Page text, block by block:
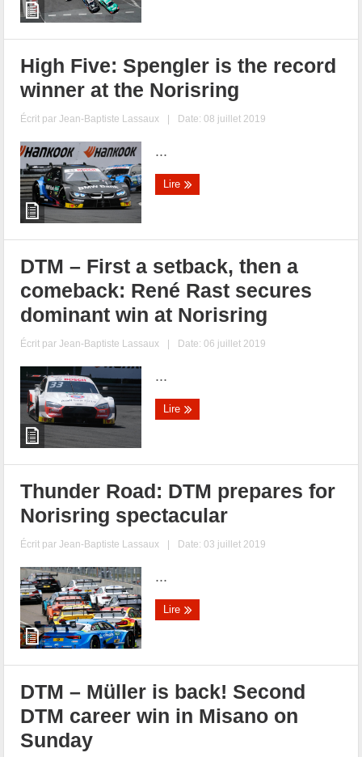
High Five: Spengler is the record
winner at the Norisring
Écrit parJean-Baptiste Lassaux | Date: 08 juillet 2019
...
Lire
DTM – First a setback, then a
comeback: René Rast secures
dominant win at Norisring
Écrit parJean-Baptiste Lassaux | Date: 06 juillet 2019
...
Lire
Thunder Road: DTM prepares for
Norisring spectacular
Écrit parJean-Baptiste Lassaux | Date: 03 juillet 2019
...
Lire
DTM – Müller is back! Second
DTM career win in Misano on
Sunday